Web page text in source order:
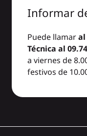
Informar
Puede llamaral
Técnica al
a viernes de
festivos de